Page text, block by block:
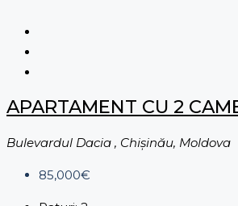
APARTAMENT CU 2
Bulevardul Dacia , Chișinău, Moldova
85,000€